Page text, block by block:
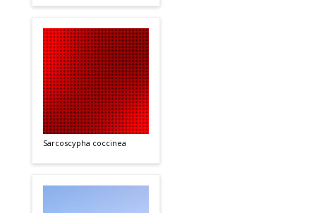
Sarcoscypha coccinea